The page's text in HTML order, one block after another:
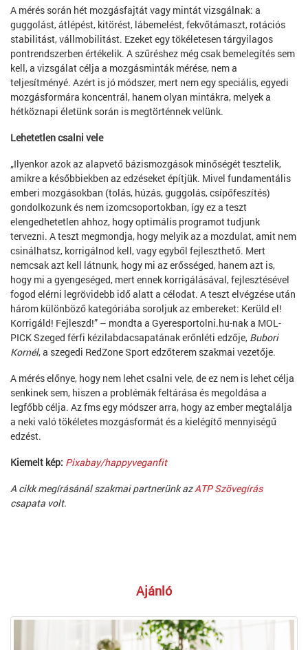
A mérés során hét mozgásfajtát vagy mintát vizsgálnak: a
guggolást, átlépést, kitörést, lábemelést, fekvőtámaszt, rotációs
stabilitást, vállmobilitást. Ezeket egy tökéletesen tárgyilagos
pontrendszerben értékelik. A szűréshez még csak bemelegítés sem
kell, a vizsgálat célja a mozgásminták mérése, nem a
teljesítményé. Azért is jó módszer, mert nem egy speciális, egyedi
mozgásformára koncentrál, hanem olyan mintákra, melyek a
hétköznapi életünk során is megtörténnek velünk.
Lehetetlen csalni vele
„Ilyenkor azok az alapvető bázismozgások minőségét tesztelik,
amikre a későbbiekben az edzéseket építjük. Mivel fundamentális
emberi mozgásokban (tolás, húzás, guggolás, csípőfeszítés)
gondolkozunk és nem izomcsoportokban, így ez a teszt
elengedhetetlen ahhoz, hogy optimális programot tudjunk
tervezni. A teszt megmondja, hogy melyik az a mozdulat, amit nem
csinálhatsz, korrigálnod kell, vagy egyből fejleszthető. Mert
nemcsak azt kell látnunk, hogy mi az erősséged, hanem azt is,
hogy mi a gyengeséged, mert ennek korrigálásával, fejlesztésével
fogod elérni legrövidebb idő alatt a célodat. A teszt elvégzése után
három különböző kategóriába soroljuk az embereket: Kerüld el!
Korrigáld! Fejleszd!” – mondta a Gyeresportolni.hu-nak a MOL-
PICK Szeged férfi kézilabdacsapatának erőnléti edzője, Bubori
Kornél, a szegedi RedZone Sport edzőterem szakmai vezetője.
A mérés előnye, hogy nem lehet csalni vele, de ez nem is lehet célja
senkinek sem, hiszen a problémák feltárása és megoldása a
legfőbb célja. Az fms egy módszer arra, hogy az ember megtalálja
a neki való tökéletes mozgásformát és a kielégítő mennyiségű
edzést.
Kiemelt kép: Pixabay/happyveganfit
A cikk megírásánál szakmai partnerünk azATP Szövegírás
csapata volt.
Ajánló